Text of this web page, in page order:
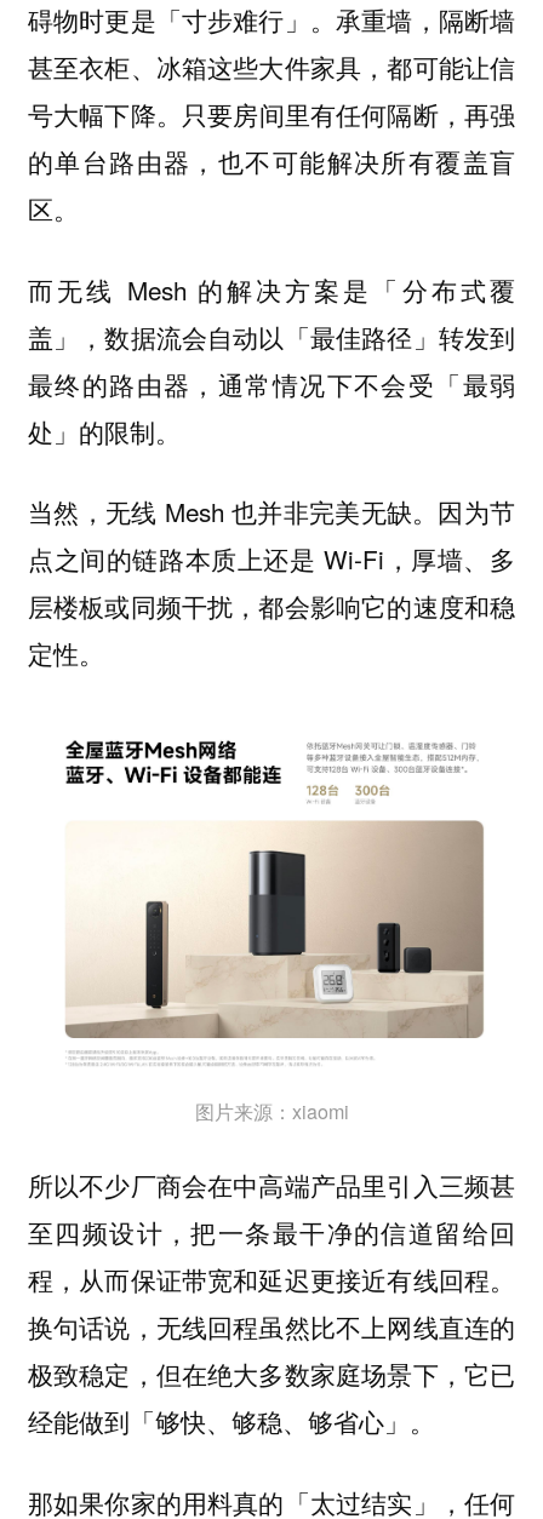
碍物时更是「寸步难行」。承重墙，隔断墙
甚至衣柜、冰箱这些大件家具，都可能让信
号大幅下降。 只要房间里有任何隔断，再强
的单台路由器，也不可能解决所有覆盖盲
区。
而无线 Mesh 的解决方案是「分布式覆
盖」，数据流会自动以「最佳路径」转发到
最终的路由器，通常情况下不会受「最弱
处」的限制。
当然，无线 Mesh 也并非完美无缺。因为节
点之间的链路本质上还是 Wi-Fi，厚墙、多
层楼板或同频干扰，都会影响它的速度和稳
定性。
图片来源：xiaomi
所以不少厂商会在中高端产品里引入三频甚
至四频设计，把一条最干净的信道留给回
程，从而保证带宽和延迟更接近有线回程。
换句话说，无线回程虽然比不上网线直连的
极致稳定，但在绝大多数家庭场景下，它已
经能做到「够快、够稳、够省心」。
那如果你家的用料真的「太过结实」，任何